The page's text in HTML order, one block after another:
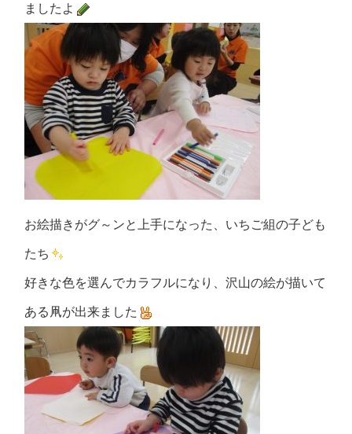
ましたよ
お絵描きがグ～ンと上手になった、いちご組の子ども
たち
好きな色を選んでカラフルになり、沢山の絵が描いて
ある凧が出来ました